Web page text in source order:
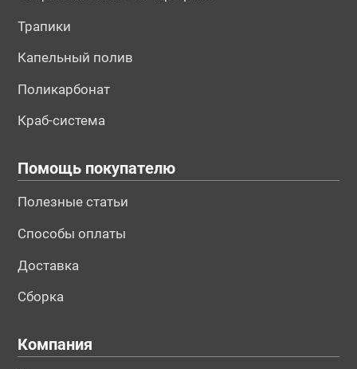
Трапики
Капельный полив
Поликарбонат
Краб-система
Помощь покупателю
Полезные статьи
Способы оплаты
Доставка
Сборка
Компания